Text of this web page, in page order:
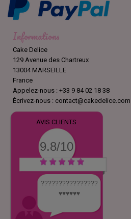
Informations
Cake Delice
129 Avenue des Chartreux
13004 MARSEILLE
France
Appelez-nous : +33 9 84 02 18 38
Écrivez-nous : contact@cakedelice.com
AVIS CLIENTS
9.8/10
????????????????
♥️♥️♥️♥️♥️♥️